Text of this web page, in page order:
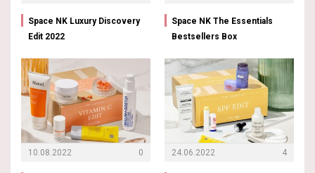
Space NK Luxury Discovery
Edit 2022
10.08.2022 0
Space NK The Essentials
Bestsellers Box
24.06.2022 4